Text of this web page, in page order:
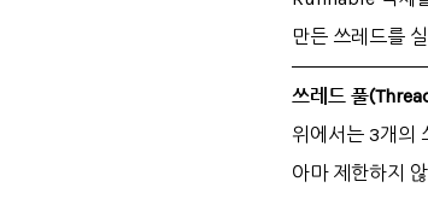
만든 쓰레드를
쓰레드 풀
위에서는 3개의
아마 제한하지